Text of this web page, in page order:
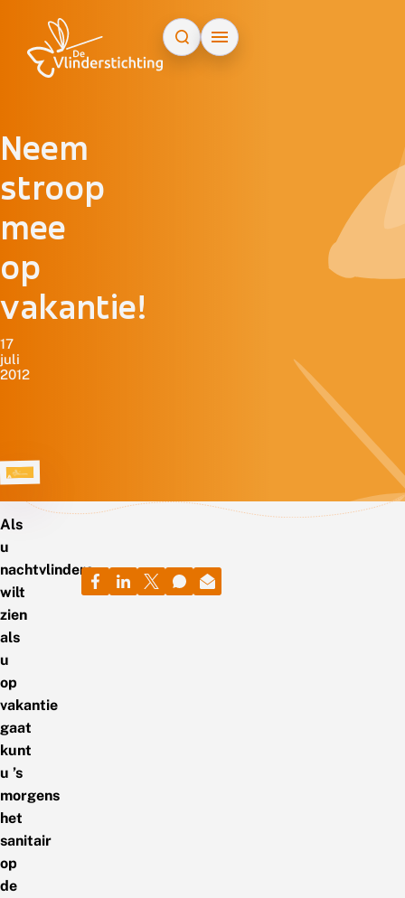
Neem
stroop
mee
op
vakantie!
17
juli
2012
Als
u
nachtvlinders
wilt
zien
als
u
op
vakantie
gaat
kunt
u ’s
morgens
het
sanitair
op
de